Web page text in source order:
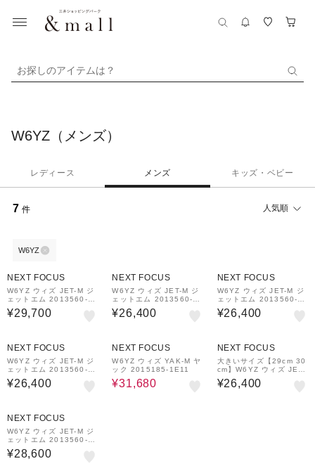
お探しのアイテムは？
W6YZ（メンズ）
レディース メンズ キッズ・ベビー
7 件 人気順
W6YZ
NEXT FOCUS
W6YZ ウィズ JET-M ジ
ェットエム 2013560-1
N84 ホワイト/ブラック/
トープ
¥29,700
NEXT FOCUS
W6YZ ウィズ JET-M ジ
ェットエム 2013560-1
A46 ブラック/ミリタリ
ー
¥26,400
NEXT FOCUS
W6YZ ウィズ JET-M ジ
ェットエム 2013560-1
B96 2013560-2D79
¥26,400
NEXT FOCUS
W6YZ ウィズ JET-M ジ
ェットエム 2013560-1
B96 2013560-2D79
¥26,400
NEXT FOCUS
W6YZ ウィズ YAK-M ヤ
ック 2015185-1E11
¥31,680
NEXT FOCUS
大きいサイズ【29cm 30
cm】W6YZ ウィズ JET-
M ジェットエム 201356
0-1B96 2013560-2D7
¥26,400
NEXT FOCUS
W6YZ ウィズ JET-M ジ
ェットエム 2013560-1
C40 ネイビー/アンスラ
サイト
¥28,600